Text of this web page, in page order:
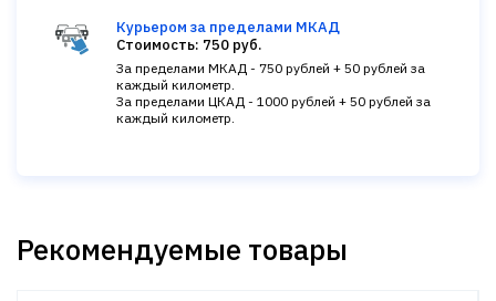
Курьером за пределами МКАД
Стоимость: 750 руб.
За пределами МКАД - 750 рублей + 50 рублей за
каждый километр.
За пределами ЦКАД - 1000 рублей + 50 рублей за
каждый километр.
Рекомендуемые товары